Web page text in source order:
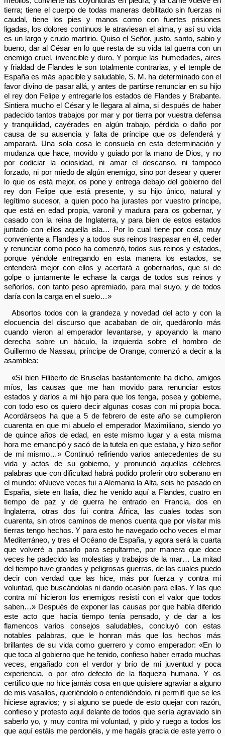
tierra; tiene el cuerpo de todas maneras debilitado sin fuerzas ni
caudal, tiene los pies y manos como con fuertes prisiones
ligadas, los dolores continuos le atraviesan el alma, y así su vida
es un largo y crudo martirio. Quiso el Señor, justo, santo, sabio y
bueno, dar al César en lo que resta de su vida tal guerra con un
enemigo cruel, invencible y duro. Y porque las humedades, aires
y frialdad de Flandes le son totalmente contrarias, y el temple de
España es más apacible y saludable, S. M. ha determinado con el
favor divino de pasar allá, y antes de partirse renunciar en su hijo
el rey don Felipe y entregarle los estados de Flandes y Brabante.
Sintiera mucho el César y le llegara al alma, si después de haber
padecido tantos trabajos por mar y por tierra por vuestra defensa
y tranquilidad, cayérades en algún trabajo, pérdida o daño por
causa de su ausencia y falta de príncipe que os defenderá y
amparará. Una sola cosa le consuela en esta determinación y
mudanza que hace, movido y guiado por la mano de Dios, y no
por codiciar la ociosidad, ni amar el descanso, ni tampoco
forzado, ni por miedo de algún enemigo, sino por desear y querer
lo que os está mejor, os pone y entrega debajo del gobierno del
rey don Felipe que está presente, y su hijo único, natural y
legítimo sucesor, a quien poco ha jurastes por vuestro príncipe,
que está en edad propia, varonil y madura para os gobernar, y
casado con la reina de Inglaterra, y para bien de estos estados
juntado con ellos aquella isla… Por lo cual tiene por cosa muy
conveniente a Flandes y a todos sus reinos traspasar en él, ceder
y renunciar como poco ha comenzó, todos sus reinos y estados,
porque yéndole entregando en esta manera los estados, se
entenderá mejor con ellos y acertará a gobernarlos, que si de
golpe o juntamente le echase la carga de todos sus reinos y
señoríos, con tanto peso apremiado, para mal suyo, y de todos
daría con la carga en el suelo…»
Absortos todos con la grandeza y novedad del acto y con la
elocuencia del discurso que acababan de oír, quedáronlo más
cuando vieron al emperador levantarse, y apoyando la mano
derecha sobre un báculo, la izquierda sobre el hombro de
Guillermo de Nassau, príncipe de Orange, comenzó a decir a la
asamblea:
«Si bien Filiberto de Bruselas bastantemente ha dicho, amigos
míos, las causas que me han movido para renunciar estos
estados y darlos a mi hijo para que los tenga, posea y gobierne,
con todo eso os quiero decir algunas cosas con mi propia boca.
Acordárseos ha que a 5 de febrero de este año se cumplieron
cuarenta en que mi abuelo el emperador Maximiliano, siendo yo
de quince años de edad, en este mismo lugar y a esta misma
hora me emancipó y sacó de la tutela en que estaba, y hizo señor
de mí mismo…» Continuó refiriendo varios antecedentes de su
vida y actos de su gobierno, y pronunció aquellas célebres
palabras que con dificultad habrá podido proferir otro soberano en
el mundo: «Nueve veces fui a Alemania la Alta, seis he pasado en
España, siete en Italia, diez he venido aquí a Flandes, cuatro en
tiempo de paz y de guerra he entrado en Francia, dos en
Inglaterra, otras dos fui contra África, las cuales todas son
cuarenta, sin otros caminos de menos cuenta que por visitar mis
tierras tengo hechos. Y para esto he navegado ocho veces el mar
Mediterráneo, y tres el Océano de España, y agora será la cuarta
que volveré a pasarlo para sepultarme, por manera que doce
veces he padecido las molestias y trabajos de la mar… La mitad
del tiempo tuve grandes y peligrosas guerras, de las cuales puedo
decir con verdad que las hice, más por fuerza y contra mi
voluntad, que buscándolas ni dando ocasión para ellas. Y las que
contra mí hicieron los enemigos resistí con el valor que todos
saben…» Después de exponer las causas por que había diferido
este acto que hacía tiempo tenía pensado, y de dar a los
flamencos varios consejos saludables, concluyó con estas
notables palabras, que le honran más que los hechos más
brillantes de su vida como guerrero y como emperador: «En lo
que toca al gobierno que he tenido, confieso haber errado muchas
veces, engañado con el verdor y brío de mi juventud y poca
experiencia, o por otro defecto de la flaqueza humana. Y os
certifico que no hice jamás cosa en que quisiere agraviar a alguno
de mis vasallos, queriéndolo o entendiéndolo, ni permití que se les
hiciese agravios; y si alguno se puede de esto quejar con razón,
confieso y protesto aquí delante de todos que sería agraviado sin
saberlo yo, y muy contra mi voluntad, y pido y ruego a todos los
que aquí estáis me perdonéis, y me hagáis gracia de este yerro o